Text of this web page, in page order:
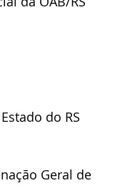
do RS
Geral de